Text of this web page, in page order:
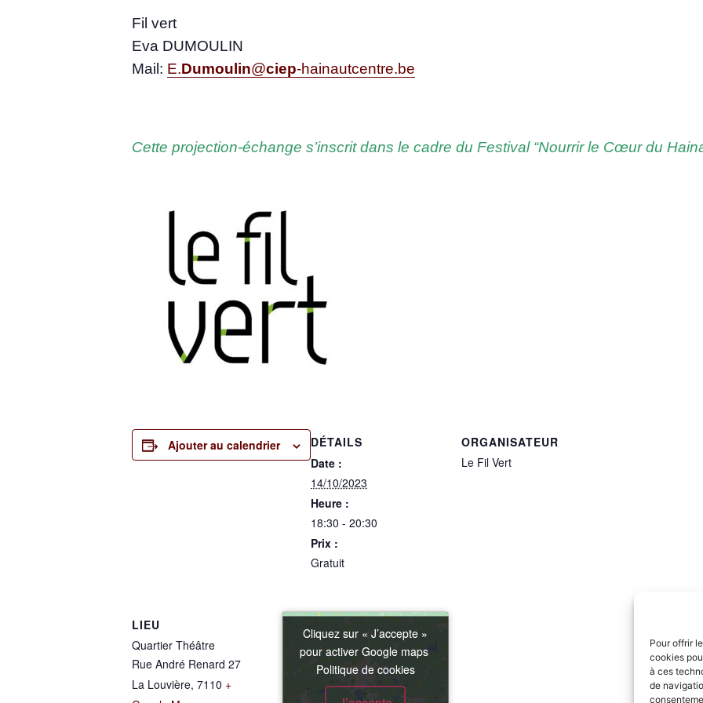
Pour offrir
cookies
à ces
de
Fil vert
Eva DUMOULIN
Mail: E.Dumou­lin@ciep-hainautcentre.be
Cette pro­jec­tion-échange s’ins­crit dans le cadre du Fes­ti­val “Nour­rir le Cœur du
Ajouter au calendrier
DÉTAILS
Date :
14/10/2023
Heure :
18:30 - 20:30
Prix :
Gratuit
ORGANISATEUR
Le Fil Vert
LIEU
Quartier Théâtre
Rue André Renard 27
La Louvière, 7110 +
Cliquez sur « J’accepte »
pour activer Google maps
Politique de cookies
Cliquez sur « J’accepte »
pour activer Google maps
Politique de cookies